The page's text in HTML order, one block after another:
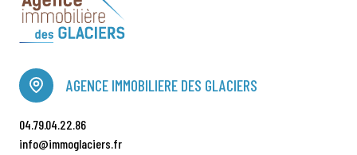
AGENCE IMMOBILIERE DES GLACIERS
04.79.04.22.86
info@immoglaciers.fr